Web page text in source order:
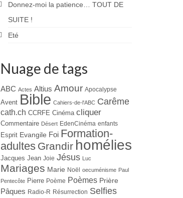
Donnez-moi la patience… TOUT DE
SUITE !
Eté
Nuage de tags
ABC Actes Altius Amour Apocalypse
Avent Bible Cahiers-de-l'ABC Carême
cath.ch CCRFE Cinéma cliquer
Commentaire Désert EdenCinéma enfants
Esprit Evangile Foi Formation-
adultes Grandir homélies
Jacques Jean Joie Jésus Luc
Mariages Marie Noël oecuménisme Paul
Pentecôte Pierre Poème Poèmes Prière
Pâques Radio-R Résurrection Selfies